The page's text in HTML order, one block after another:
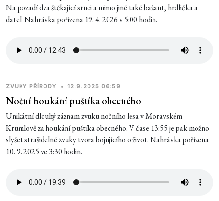
Na pozadí dva štěkající srnci a mimo jiné také bažant, hrdlička a
datel. Nahrávka pořízena 19. 4. 2026 v 5:00 hodin.
ZVUKY PŘÍRODY • 12.9.2025 06:59
Noční houkání puštíka obecného
Unikátní dlouhý záznam zvuku nočního lesa v Moravském
Krumlově za houkání puštíka obecného. V čase 13:55 je pak možno
slyšet strašidelné zvuky tvora bojujícího o život. Nahrávka pořízena
10. 9. 2025 ve 3:30 hodin.